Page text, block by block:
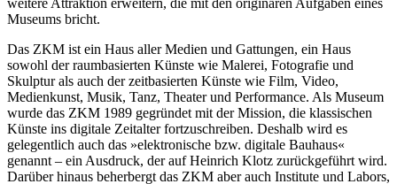
weitere Attraktion erweitern, die mit den originären Aufgaben eines
Museums bricht.
Das ZKM ist ein Haus aller Medien und Gattungen, ein Haus
sowohl der raumbasierten Künste wie Malerei, Fotografie und
Skulptur als auch der zeitbasierten Künste wie Film, Video,
Medienkunst, Musik, Tanz, Theater und Performance. Als Museum
wurde das ZKM 1989 gegründet mit der Mission, die klassischen
Künste ins digitale Zeitalter fortzuschreiben. Deshalb wird es
gelegentlich auch das »elektronische bzw. digitale Bauhaus«
genannt – ein Ausdruck, der auf Heinrich Klotz zurückgeführt wird.
Darüber hinaus beherbergt das ZKM aber auch Institute und Labors,